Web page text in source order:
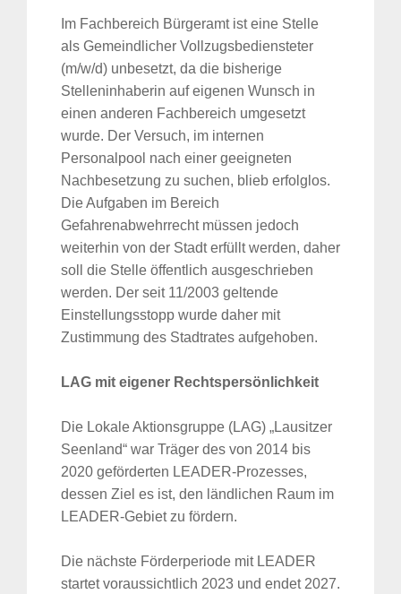
Im Fachbereich Bürgeramt ist eine Stelle
als Gemeindlicher Vollzugsbediensteter
(m/w/d) unbesetzt, da die bisherige
Stelleninhaberin auf eigenen Wunsch in
einen anderen Fachbereich umgesetzt
wurde. Der Versuch, im internen
Personalpool nach einer geeigneten
Nachbesetzung zu suchen, blieb erfolglos.
Die Aufgaben im Bereich
Gefahrenabwehrrecht müssen jedoch
weiterhin von der Stadt erfüllt werden, daher
soll die Stelle öffentlich ausgeschrieben
werden. Der seit 11/2003 geltende
Einstellungsstopp wurde daher mit
Zustimmung des Stadtrates aufgehoben.
LAG mit eigener Rechtspersönlichkeit
Die Lokale Aktionsgruppe (LAG) „Lausitzer
Seenland“ war Träger des von 2014 bis
2020 geförderten LEADER-Prozesses,
dessen Ziel es ist, den ländlichen Raum im
LEADER-Gebiet zu fördern.
Die nächste Förderperiode mit LEADER
startet voraussichtlich 2023 und endet 2027.